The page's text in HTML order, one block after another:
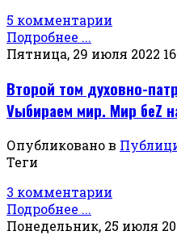
5 комментарии
Подробнее ...
Пятница, 29 июля 2022
Второй том духовно-
Vыбираем мир. Мир беZ
Опубликовано в
Теги
3 комментарии
Подробнее ...
Понедельник, 25 июля